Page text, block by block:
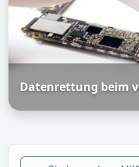
Datenrettung beim